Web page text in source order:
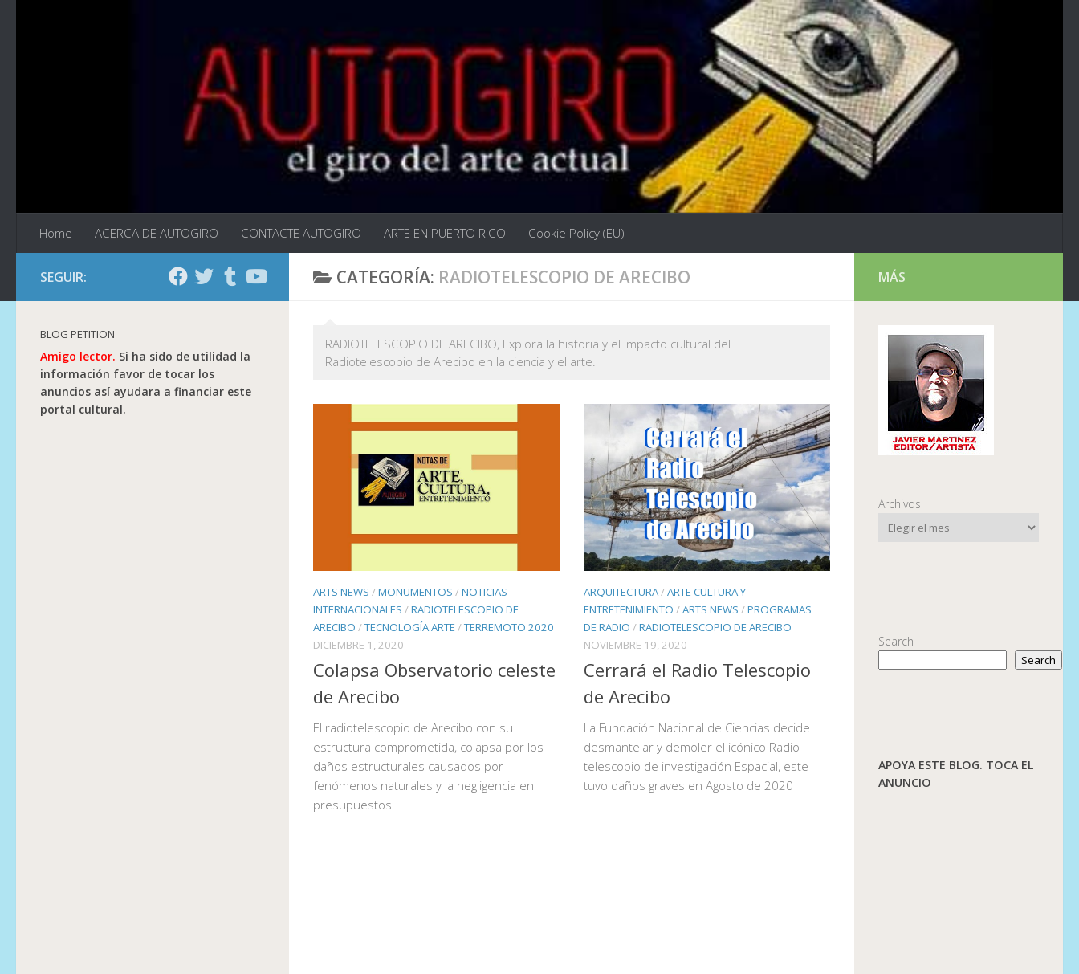
Home ACERCA DE AUTOGIRO CONTACTE AUTOGIRO ARTE EN PUERTO RICO Cookie Policy (EU)
CATEGORÍA: RADIOTELESCOPIO DE ARECIBO
RADIOTELESCOPIO DE ARECIBO, Explora la historia y el impacto cultural del
Radiotelescopio de Arecibo en la ciencia y el arte.
ARTS NEWS /MONUMENTOS /NOTICIAS
INTERNACIONALES /RADIOTELESCOPIO DE
ARECIBO /TECNOLOGÍA ARTE /TERREMOTO 2020
DICIEMBRE 1, 2020
Colapsa Observatorio celeste
de Arecibo
El radiotelescopio de Arecibo con su
estructura comprometida, colapsa por los
daños estructurales causados por
fenómenos naturales y la negligencia en
presupuestos
ARQUITECTURA/ARTE CULTURA Y
ENTRETENIMIENTO /ARTS NEWS /PROGRAMAS
DE RADIO /RADIOTELESCOPIO DE ARECIBO
NOVIEMBRE 19, 2020
Cerrará el Radio Telescopio
de Arecibo
La Fundación Nacional de Ciencias decide
desmantelar y demoler el icónico Radio
telescopio de investigación Espacial, este
tuvo daños graves en Agosto de 2020
SEGUIR:
BLOG PETITION
Amigo lector. Si ha sido de utilidad la
información favor de tocar los
anuncios así ayudara a financiar este
portal cultural.
MÁS
Archivos
Search
Search
APOYA ESTE BLOG. TOCA EL
ANUNCIO